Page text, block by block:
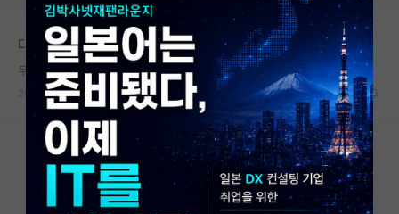
대학원생 모집
국내대학원 정보
연구실&오픈랩
커뮤니티
커뮤니티 홈
전체글보기
대학원 고민
무기력한 임마누엘 칸트
2023.11.21 1734